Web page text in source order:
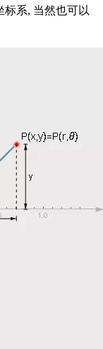
标系, 当然也可以